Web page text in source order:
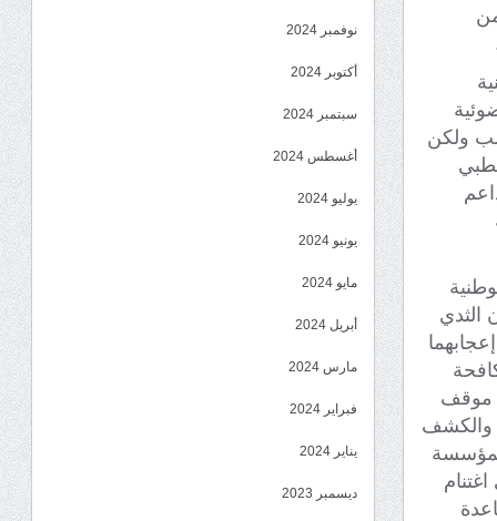
عشرات من
ولكن
الثدي
موقف
والكشف
نوفمبر 2024
أكتوبر 2024
سبتمبر 2024
أغسطس 2024
يوليو 2024
يونيو 2024
مايو 2024
أبريل 2024
مارس 2024
فبراير 2024
يناير 2024
ديسمبر 2023